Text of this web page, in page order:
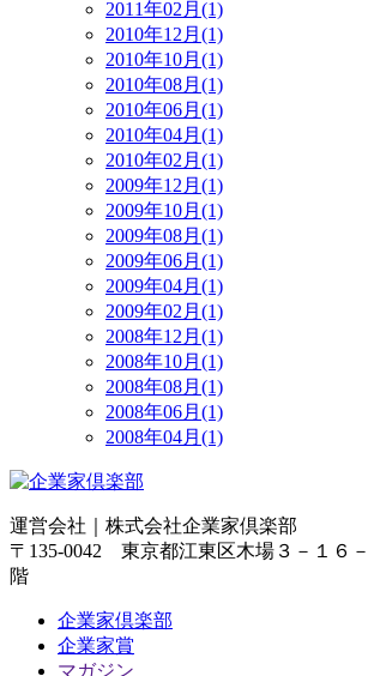
2011年02月(1)
2010年12月(1)
2010年10月(1)
2010年08月(1)
2010年06月(1)
2010年04月(1)
2010年02月(1)
2009年12月(1)
2009年10月(1)
2009年08月(1)
2009年06月(1)
2009年04月(1)
2009年02月(1)
2008年12月(1)
2008年10月(1)
2008年08月(1)
2008年06月(1)
2008年04月(1)
運営会社｜ 株式会社企業家倶楽部
〒135-0042 東京都江東区木場３－１６
階
企業家倶楽部
企業家賞
マガジン